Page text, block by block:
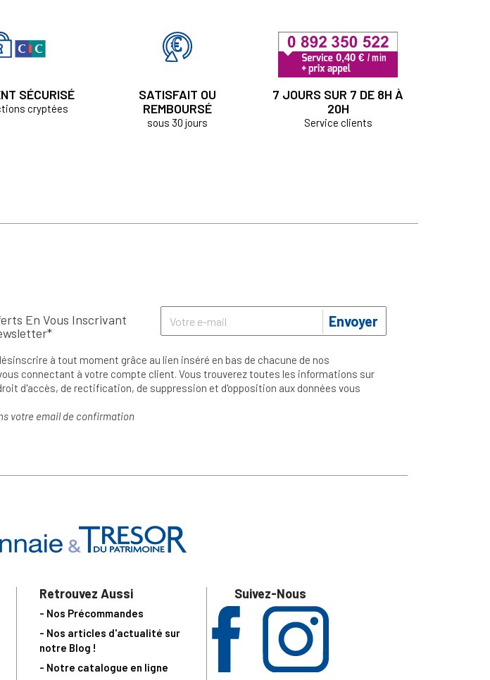
SÉCURISÉ
cryptées
SATISFAIT OU
REMBOURSÉ
sous 30 jours
7 JOURS SUR 7 DE 8H À
20H
Service clients
En Vous Inscrivant
Envoyer
à tout moment grâce au lien inséré en bas de chacune de nos
connectant à votre compte client. Vous trouverez toutes les informations sur
d'accès, de rectification, de suppression et d'opposition aux données vous
votre email de confirmation
Retrouvez Aussi
- Nos Précommandes
- Nos articles d'actualité sur
notre Blog !
- Notre catalogue en ligne
Suivez-Nous